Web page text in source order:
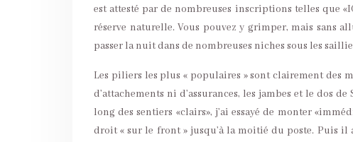
est attesté par de nombreuses inscriptions telles que
réserve naturelle. Vous pouvez y grimper, mais sans
passer la nuit dans de nombreuses niches sous les
Les piliers les plus « populaires » sont clairement des
d’attachements ni d’assurances, les jambes et le dos
long des sentiers «clairs», j’ai essayé de monter
droit « sur le front » jusqu’à la moitié du poste. Puis il